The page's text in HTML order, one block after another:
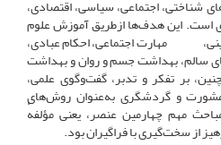
شناختی، اجتماعی، سیاسی، اقتصادی،
است. این هدف‌ها ازطریق آموزش علوم
مهارت اجتماعی، احکام عبادی،
سالم، بهداشت جسم و روان و بهداشت
بر تفکر و تدبر، گفت‌وگوی علمی،
و گردشگری به‌عنوان روش‌های
مهم چهارمین عنصر، یعنی مؤلفهٔ
از سخت‌گیری با فراگیران بود.